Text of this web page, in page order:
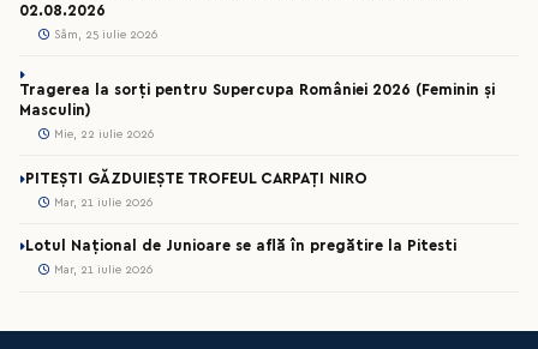
02.08.2026
Sâm, 25 iulie 2026
Tragerea la sorți pentru Supercupa României 2026 (Feminin și
Masculin)
Mie, 22 iulie 2026
PITEȘTI GĂZDUIEȘTE TROFEUL CARPAȚI NIRO
Mar, 21 iulie 2026
Lotul Național de Junioare se află în pregătire la Pitesti
Mar, 21 iulie 2026